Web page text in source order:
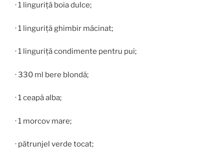
· 1 linguriță boia dulce;
· 1 linguriță ghimbir măcinat;
· 1 linguriță condimente pentru pui;
· 330 ml bere blondă;
· 1 ceapă alba;
· 1 morcov mare;
· pătrunjel verde tocat;